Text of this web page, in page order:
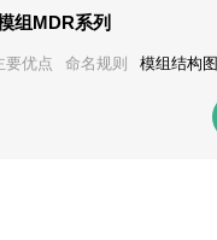
组MDR系列
要优点 命名规则 模组结构图